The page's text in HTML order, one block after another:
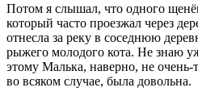
Потом я слышал, что одного
который часто проезжал через
отнесла за реку в соседнюю
рыжего молодого кота. Не знаю
этому Малька, наверно, не
во всяком случае, была довольна.